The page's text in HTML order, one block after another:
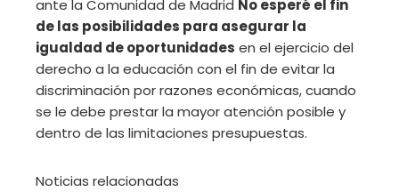
ante la Comunidad de Madrid No esperé el fin
de las posibilidades para asegurar la
igualdad de oportunidades en el ejercicio del
derecho a la educación con el fin de evitar la
discriminación por razones económicas, cuando
se le debe prestar la mayor atención posible y
dentro de las limitaciones presupuestas.
Noticias relacionadas